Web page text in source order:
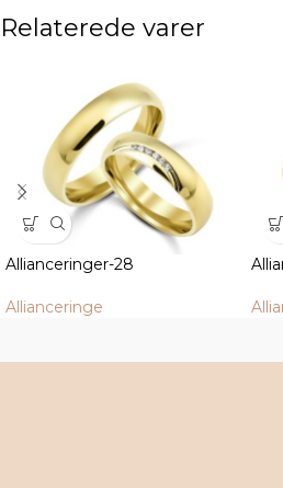
Relaterede varer
Allianceringer-28
Allianceringe